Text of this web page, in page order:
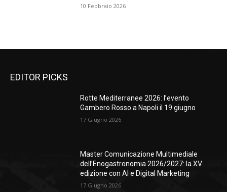
10 Febbraio 2026
EDITOR PICKS
Rotte Mediterranee 2026: l’evento
Gambero Rosso a Napoli il 19 giugno
17 Giugno 2026
Master Comunicazione Multimediale
dell’Enogastronomia 2026/2027: la XV
edizione con AI e Digital Marketing
17 Giugno 2026